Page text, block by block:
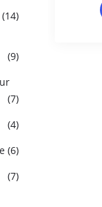
(14)
(9)
(7)
(4)
(6)
(7)